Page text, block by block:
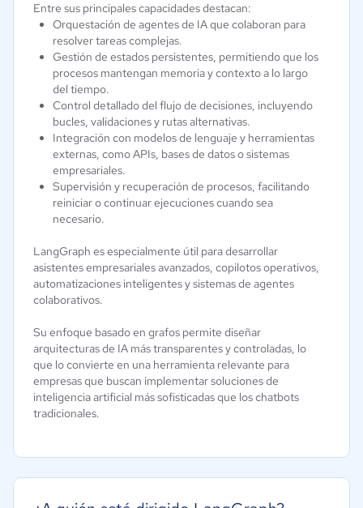
Entre sus principales capacidades destacan:
Orquestación de agentes de IA que colaboran para
resolver tareas complejas.
Gestión de estados persistentes, permitiendo que los
procesos mantengan memoria y contexto a lo largo
del tiempo.
Control detallado del flujo de decisiones, incluyendo
bucles, validaciones y rutas alternativas.
Integración con modelos de lenguaje y herramientas
externas, como APIs, bases de datos o sistemas
empresariales.
Supervisión y recuperación de procesos, facilitando
reiniciar o continuar ejecuciones cuando sea
necesario.
LangGraph es especialmente útil para desarrollar
asistentes empresariales avanzados, copilotos operativos,
automatizaciones inteligentes y sistemas de agentes
colaborativos.
Su enfoque basado en grafos permite diseñar
arquitecturas de IA más transparentes y controladas, lo
que lo convierte en una herramienta relevante para
empresas que buscan implementar soluciones de
inteligencia artificial más sofisticadas que los chatbots
tradicionales.